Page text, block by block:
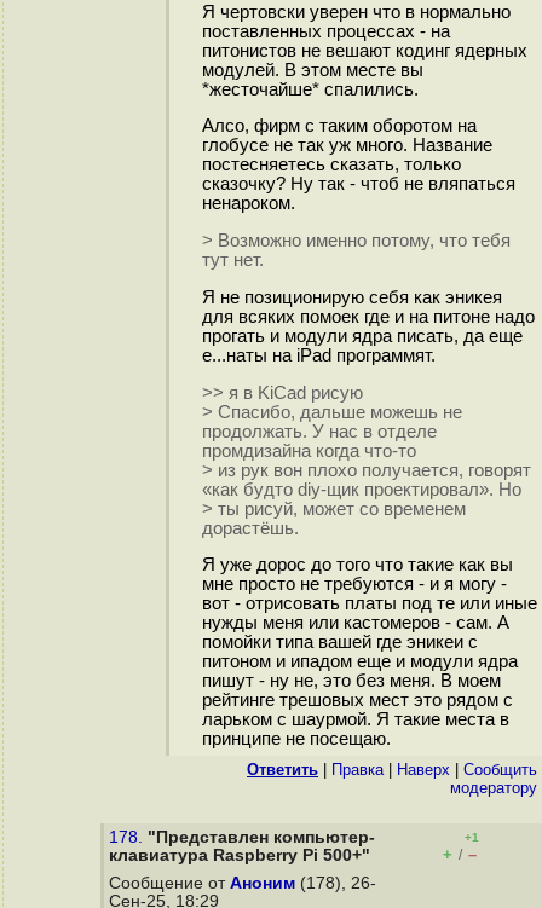
Я чертовски уверен что в нормально
поставленных процессах - на
питонистов не вешают кодинг ядерных
модулей. В этом месте вы
*жесточайше* спалились.
Алсо, фирм с таким оборотом на
глобусе не так уж много. Название
постесняетесь сказать, только
сказочку? Ну так - чтоб не вляпаться
ненароком.
> Возможно именно потому, что тебя
тут нет.
Я не позиционирую себя как эникея
для всяких помоек где и на питоне надо
прогать и модули ядра писать, да еще
е...наты на iPad программят.
>> я в KiCad рисую
> Спасибо, дальше можешь не
продолжать. У нас в отделе
промдизайна когда что-то
> из рук вон плохо получается, говорят
«как будто diy-щик проектировал». Но
> ты рисуй, может со временем
дорастёшь.
Я уже дорос до того что такие как вы
мне просто не требуются - и я могу -
вот - отрисовать платы под те или иные
нужды меня или кастомеров - сам. А
помойки типа вашей где эникеи с
питоном и ипадом еще и модули ядра
пишут - ну не, это без меня. В моем
рейтинге трешовых мест это рядом с
ларьком с шаурмой. Я такие места в
принципе не посещаю.
Ответить Правка| Наверх
Cообщить
модератору
178. "Представлен компьютер-
клавиатура Raspberry Pi 500+"
+1
+ / –
Сообщение от Аноним (178), 26-
Сен-25, 18:29